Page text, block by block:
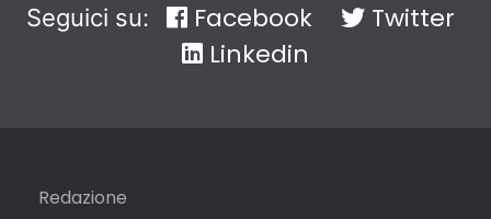
Seguici su: Facebook
Twitter
Linkedin
Redazione